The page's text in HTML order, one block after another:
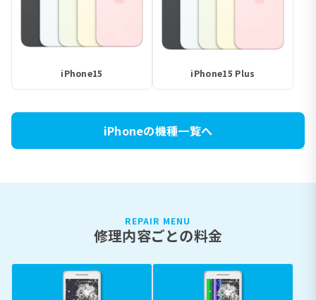
iPhone15 iPhone15 Plus
iPhoneの機種一覧へ
REPAIR MENU
修理内容ごとの料金